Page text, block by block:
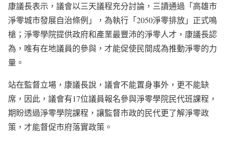
康議長表示，議會以三天議程充分討論，三讀通過「高雄市
淨零城市發展自治條例」，為執行「2050淨零排放」正式鳴
槍；淨零學院提供政府和產業最豐沛的淨零人才，康議長認
為，唯有在地議員的參與，才能促使民間成為推動淨零的力
量。
站在監督立場，康議長說，議會不能置身事外，更不能缺
席，因此，議會有17位議員報名參與淨零學院民代班課程，
期盼透過淨零學院課程，讓監督市政的民代更了解淨零政
策，才能督促市府落實政策。